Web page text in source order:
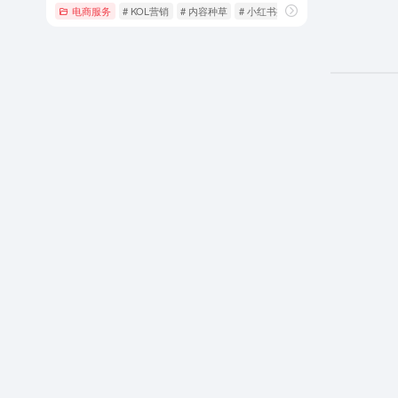
电商服务 # KOL营销 # 内容种草 # 小红书推广